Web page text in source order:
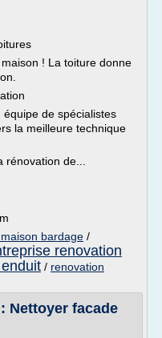
! La toiture donne
de spécialistes
la meilleure technique
de...
bardage /
renovation
/ renovation
Nettoyer facade